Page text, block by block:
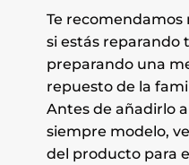
Te recomendamos
si estás reparando
preparando una
repuesto de la
Antes de añadirlo
siempre modelo,
del producto para